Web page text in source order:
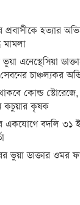
প্রবাসীকে হত্যার
মামলা
এনেস্থেসিয়া
চাঞ্চল্যকর
কোল্ড স্টোরেজে,
কচুয়ার কৃষক
একযোগে বদলি ৩১
ভুয়া ডাক্তার ওমর